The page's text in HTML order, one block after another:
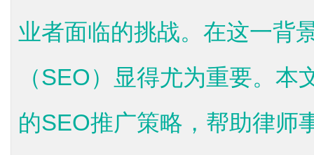
业者面临的挑战。在这一背
（SEO）显得尤为重要。
的SEO推广策略，帮助律师